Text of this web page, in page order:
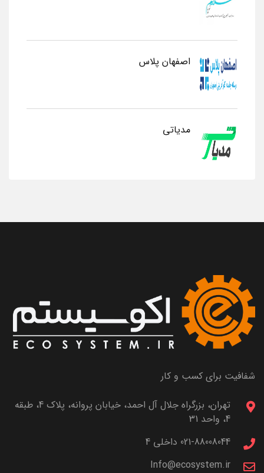
اصفهان پلاس
مدیاتی
شفافیت برای کسب و کار
تهران، بزرگراه جلال آل احمد، خیابان پروانه، پلاک 4، طبقه
4، واحد 31
021-88008044 داخلی 4
Info@ecosystem.ir